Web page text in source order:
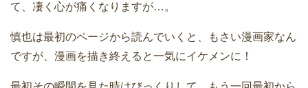
て、凄く心が痛くなりますが…。
慎也は最初のページから読んでいくと、もさい漫画家なん
ですが、漫画を描き終えると一気にイケメンに！